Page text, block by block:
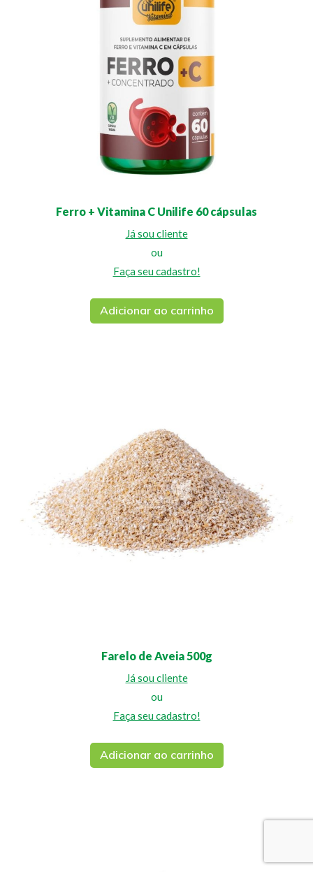
Ferro + Vitamina C Unilife 60 cápsulas
Já sou cliente
ou
Faça seu cadastro!
Adicionar ao carrinho
Farelo de Aveia 500g
Já sou cliente
ou
Faça seu cadastro!
Adicionar ao carrinho